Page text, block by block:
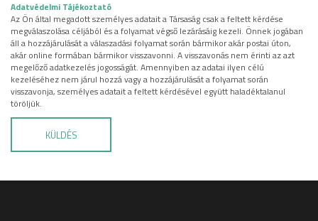
Adatvédelmi Tájékoztató
Az Ön által megadott személyes adatait a Társaság csak a feltett kérdése
megválaszolása céljából és a folyamat végső lezárásáig kezeli. Önnek jogában
áll a hozzájárulását a válaszadási folyamat során bármikor akár postai úton,
akár online formában bármikor visszavonni. A visszavonás nem érinti az azt
megelőző adatkezelés jogosságát. Amennyiben az adatai ilyen célú
kezeléséhez nem járul hozzá vagy a hozzájárulását a folyamat során
visszavonja, személyes adatait a feltett kérdésével együtt haladéktalanul
töröljük.
KÜLDÉS